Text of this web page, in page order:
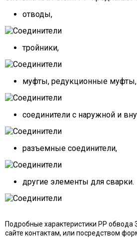
отводы,
тройники,
муфты, редукционные муфты,
соединители с наружной и
разъемные соединители,
другие элементы для сварки.
Подробные характеристики PP
сайте контактам, или посредством